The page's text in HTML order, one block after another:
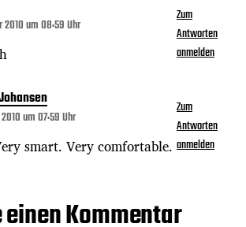
2010 um 08:59 Uhr
Zum
Antworten
anmelden
um 07:59 Uhr
smart. Very comfortable.
Zum
Antworten
anmelden
Kommentar